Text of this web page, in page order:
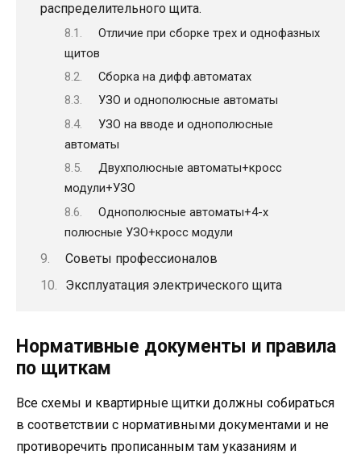
распределительного щита.
Отличие при сборке трех и однофазных
щитов
Сборка на дифф.автоматах
УЗО и однополюсные автоматы
УЗО на вводе и однополюсные
автоматы
Двухполюсные автоматы+кросс
модули+УЗО
Однополюсные автоматы+4-х
полюсные УЗО+кросс модули
Советы профессионалов
Эксплуатация электрического щита
Нормативные документы и правила
по щиткам
Все схемы и квартирные щитки должны собираться
в соответствии с нормативными документами и не
противоречить прописанным там указаниям и